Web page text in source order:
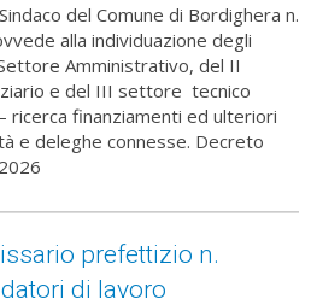
del Comune di Bordighera n.
alla individuazione degli
Amministrativo, del II
e del III settore tecnico
ricerca finanziamenti ed ulteriori
e deleghe connesse. Decreto
prefettizio n.
di lavoro